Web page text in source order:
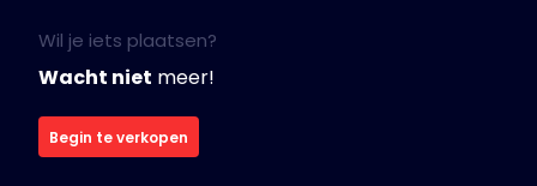
Wil je iets plaatsen?
Wacht niet meer!
Begin te verkopen